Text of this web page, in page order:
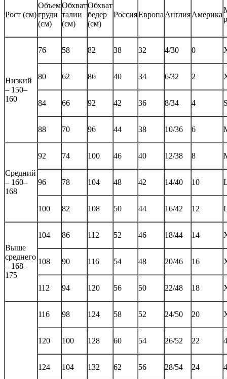
Рост (см)
Объем
груди
(см)
Обхват
талии
(см)
Обхват
бедер
(см)
РоссияЕвропа АнглияАмерика
Низкий
– 150–
160
76 58 82 38 32 4/30 0
80 62 86 40 34 6/32 2
84 66 92 42 36 8/34 4
88 70 96 44 38 10/36 6
Средний
– 160–
168
92 74 100 46 40 12/38 8
96 78 104 48 42 14/40 10
100 82 108 50 44 16/42 12
Выше
среднего
– 168–
175
104 86 112 52 46 18/44 14
108 90 116 54 48 20/46 16
112 94 120 56 50 22/48 18
116 98 124 58 52 24/50 20
120 100 128 60 54 26/52 22
124 104 132 62 56 28/54 24